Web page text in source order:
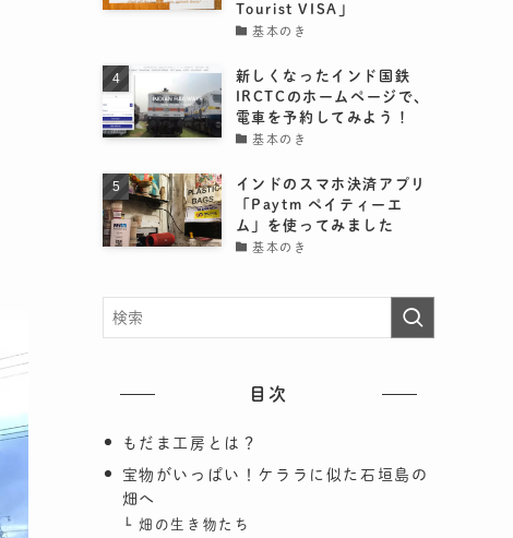
Tourist VISA」
基本のき
新しくなったインド国鉄
IRCTCのホームページで、
電車を予約してみよう！
基本のき
インドのスマホ決済アプリ
「Paytm ペイティーエ
ム」を使ってみました
基本のき
目次
もだま工房とは？
宝物がいっぱい！ケララに似た石垣島の
畑へ
畑の生き物たち